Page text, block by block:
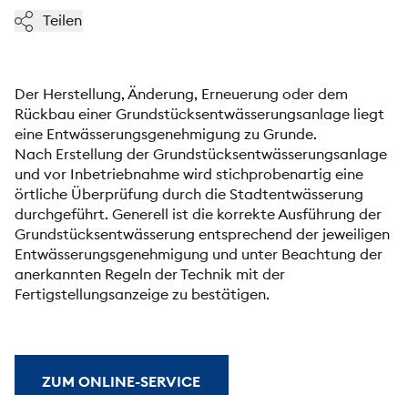
Teilen
Der Herstellung, Änderung, Erneuerung oder dem
Rückbau einer Grundstücksentwässerungsanlage liegt
eine Entwässerungsgenehmigung zu Grunde.
Nach Erstellung der Grundstücksentwässerungsanlage
und vor Inbetriebnahme wird stichprobenartig eine
örtliche Überprüfung durch die Stadtentwässerung
durchgeführt. Generell ist die korrekte Ausführung der
Grundstücksentwässerung entsprechend der jeweiligen
Entwässerungsgenehmigung und unter Beachtung der
anerkannten Regeln der Technik mit der
Fertigstellungsanzeige zu bestätigen.
ZUM ONLINE-SERVICE